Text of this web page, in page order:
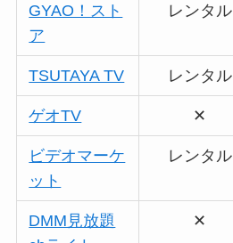
GYAO！スト
ア
レンタル
TSUTAYA TV レンタル
ゲオTV ✕
ビデオマーケ
ット
レンタル
DMM見放題
✕